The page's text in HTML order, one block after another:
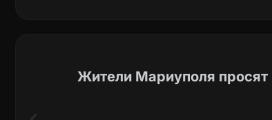
Жители Мариуполя просят